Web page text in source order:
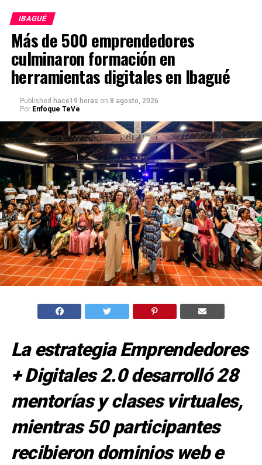
IBAGUÉ
Más de 500 emprendedores
culminaron formación en
herramientas digitales en Ibagué
Published hace19 horas on 8 agosto, 2026
Por Enfoque TeVe
La estrategia Emprendedores
+ Digitales 2.0 desarrolló 28
mentorías y clases virtuales,
mientras 50 participantes
recibieron dominios web e